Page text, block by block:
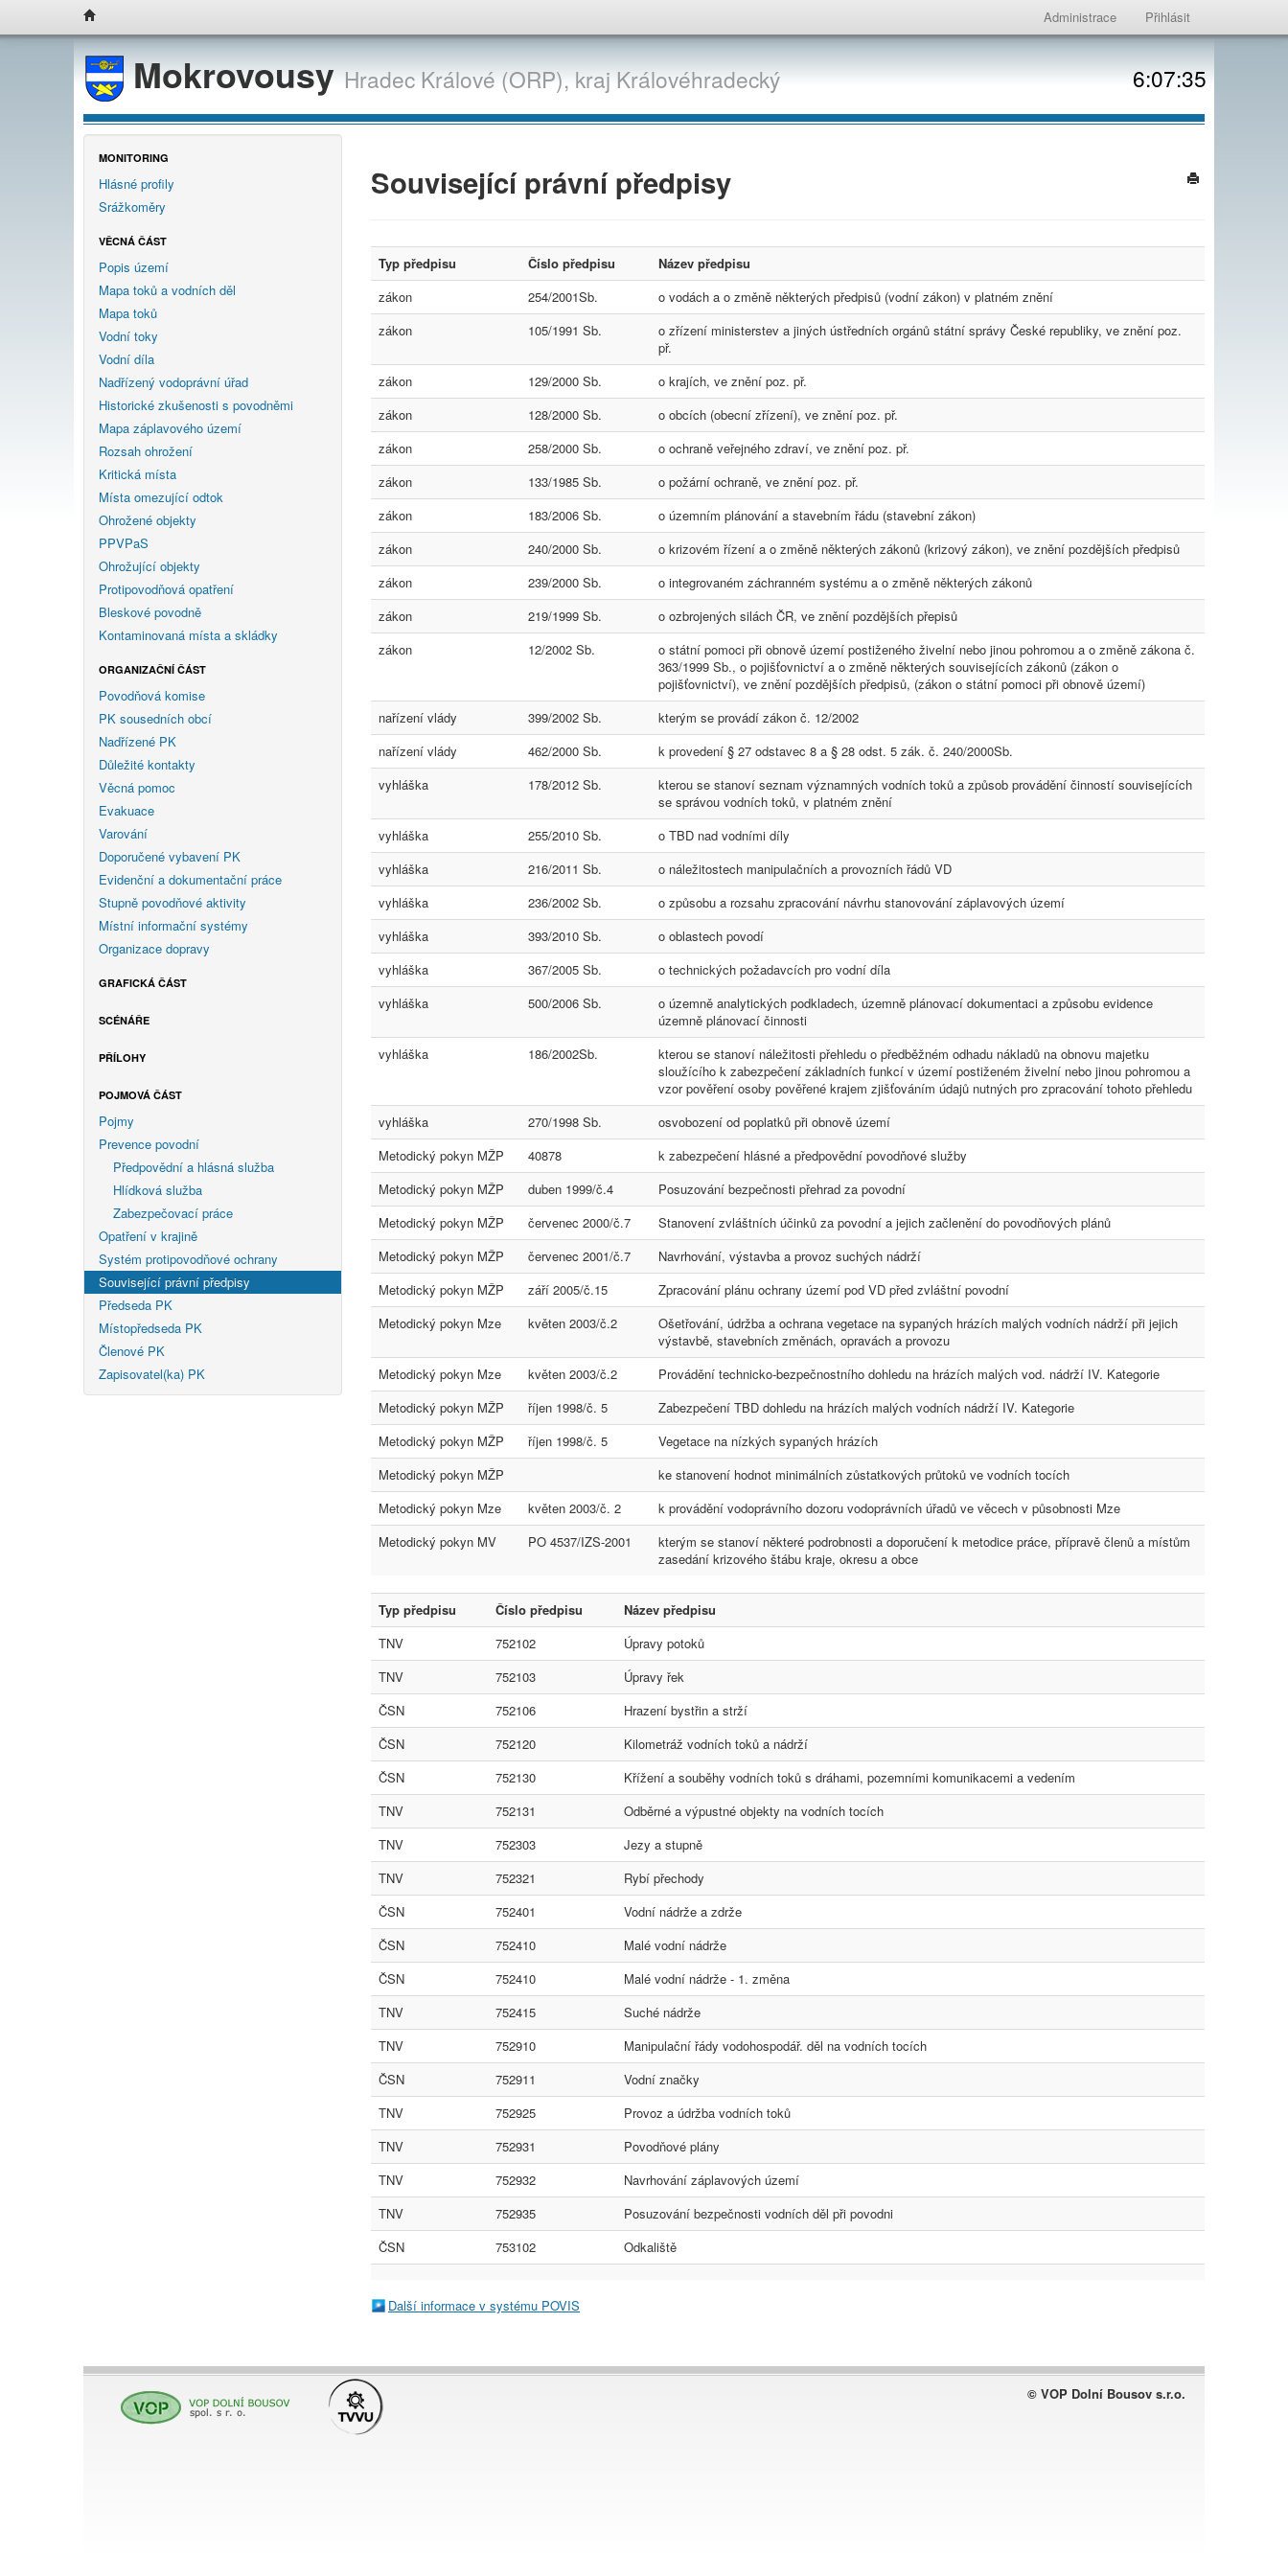
Administrace Přihlásit
MokrovousyHradec Králové (ORP),krajKrálovéhradecký 6:07:35
MONITORING
Hlásné profily
Srážkoměry
VĚCNÁ ČÁST
Popis území
Mapa toků a vodních děl
Mapa toků
Vodní toky
Vodní díla
Nadřízený vodoprávní úřad
Historické zkušenosti s povodněmi
Mapa záplavového území
Rozsah ohrožení
Kritická místa
Místa omezující odtok
Ohrožené objekty
PPVPaS
Ohrožující objekty
Protipovodňová opatření
Bleskové povodně
Kontaminovaná místa a skládky
ORGANIZAČNÍ ČÁST
Povodňová komise
PK sousedních obcí
Nadřízené PK
Důležité kontakty
Věcná pomoc
Evakuace
Varování
Doporučené vybavení PK
Evidenční a dokumentační práce
Stupně povodňové aktivity
Místní informační systémy
Organizace dopravy
GRAFICKÁ ČÁST
SCÉNÁŘE
PŘÍLOHY
POJMOVÁ ČÁST
Pojmy
Prevence povodní
Předpovědní a hlásná služba
Hlídková služba
Zabezpečovací práce
Opatření v krajině
Systém protipovodňové ochrany
Související právní předpisy
Předseda PK
Místopředseda PK
Členové PK
Zapisovatel(ka) PK
Související právní předpisy
Typ předpisu Číslo předpisu
Název předpisu
zákon
254/2001Sb.
o vodách a o změně některých předpisů (vodní zákon) v platném znění
zákon
105/1991 Sb.
o zřízení ministerstev a jiných ústředních orgánů státní správy České republiky, ve znění poz.
př.
zákon
129/2000 Sb.
o krajích, ve znění poz. př.
zákon
128/2000 Sb.
o obcích (obecní zřízení), ve znění poz. př.
zákon
258/2000 Sb.
o ochraně veřejného zdraví, ve znění poz. př.
zákon
133/1985 Sb.
o požární ochraně, ve znění poz. př.
zákon
183/2006 Sb.
o územním plánování a stavebním řádu (stavební zákon)
zákon
240/2000 Sb.
o krizovém řízení a o změně některých zákonů (krizový zákon), ve znění pozdějších předpisů
zákon
239/2000 Sb.
o integrovaném záchranném systému a o změně některých zákonů
zákon
219/1999 Sb.
o ozbrojených silách ČR, ve znění pozdějších přepisů
zákon
12/2002 Sb.
o státní pomoci při obnově území postiženého živelní nebo jinou pohromou a o změně zákona č.
363/1999 Sb., o pojišťovnictví a o změně některých souvisejících zákonů (zákon o
pojišťovnictví), ve znění pozdějších předpisů, (zákon o státní pomoci při obnově území)
nařízení vlády
399/2002 Sb.
kterým se provádí zákon č. 12/2002
nařízení vlády
462/2000 Sb.
k provedení § 27 odstavec 8 a § 28 odst. 5 zák. č. 240/2000Sb.
vyhláška
178/2012 Sb.
kterou se stanoví seznam významných vodních toků a způsob provádění činností souvisejících
se správou vodních toků, v platném znění
vyhláška
255/2010 Sb.
o TBD nad vodními díly
vyhláška
216/2011 Sb.
o náležitostech manipulačních a provozních řádů VD
vyhláška
236/2002 Sb.
o způsobu a rozsahu zpracování návrhu stanovování záplavových území
vyhláška
393/2010 Sb.
o oblastech povodí
vyhláška
367/2005 Sb.
o technických požadavcích pro vodní díla
vyhláška
500/2006 Sb.
o územně analytických podkladech, územně plánovací dokumentaci a způsobu evidence
územně plánovací činnosti
vyhláška
186/2002Sb.
kterou se stanoví náležitosti přehledu o předběžném odhadu nákladů na obnovu majetku
sloužícího k zabezpečení základních funkcí v území postiženém živelní nebo jinou pohromou a
vzor pověření osoby pověřené krajem zjišťováním údajů nutných pro zpracování tohoto přehledu
vyhláška
270/1998 Sb.
osvobození od poplatků při obnově území
Metodický pokyn MŽP
40878
k zabezpečení hlásné a předpovědní povodňové služby
Metodický pokyn MŽP
duben 1999/č.4
Posuzování bezpečnosti přehrad za povodní
Metodický pokyn MŽP
červenec 2000/č.7
Stanovení zvláštních účinků za povodní a jejich začlenění do povodňových plánů
Metodický pokyn MŽP
červenec 2001/č.7
Navrhování, výstavba a provoz suchých nádrží
Metodický pokyn MŽP
září 2005/č.15
Zpracování plánu ochrany území pod VD před zvláštní povodní
Metodický pokyn Mze
květen 2003/č.2
Ošetřování, údržba a ochrana vegetace na sypaných hrázích malých vodních nádrží při jejich
výstavbě, stavebních změnách, opravách a provozu
Metodický pokyn Mze
květen 2003/č.2
Provádění technicko-bezpečnostního dohledu na hrázích malých vod. nádrží IV. Kategorie
Metodický pokyn MŽP
říjen 1998/č. 5
Zabezpečení TBD dohledu na hrázích malých vodních nádrží IV. Kategorie
Metodický pokyn MŽP
říjen 1998/č. 5
Vegetace na nízkých sypaných hrázích
Metodický pokyn MŽP
ke stanovení hodnot minimálních zůstatkových průtoků ve vodních tocích
Metodický pokyn Mze
květen 2003/č. 2
k provádění vodoprávního dozoru vodoprávních úřadů ve věcech v působnosti Mze
Metodický pokyn MV
PO 4537/IZS-2001
kterým se stanoví některé podrobnosti a doporučení k metodice práce, přípravě členů a místům
zasedání krizového štábu kraje, okresu a obce
Typ předpisu Číslo předpisu
Název předpisu
TNV
752102
Úpravy potoků
TNV
752103
Úpravy řek
ČSN
752106
Hrazení bystřin a strží
ČSN
752120
Kilometráž vodních toků a nádrží
ČSN
752130
Křížení a souběhy vodních toků s dráhami, pozemními komunikacemi a vedením
TNV
752131
Odběrné a výpustné objekty na vodních tocích
TNV
752303
Jezy a stupně
TNV
752321
Rybí přechody
ČSN
752401
Vodní nádrže a zdrže
ČSN
752410
Malé vodní nádrže
ČSN
752410
Malé vodní nádrže - 1. změna
TNV
752415
Suché nádrže
TNV
752910
Manipulační řády vodohospodář. děl na vodních tocích
ČSN
752911
Vodní značky
TNV
752925
Provoz a údržba vodních toků
TNV
752931
Povodňové plány
TNV
752932
Navrhování záplavových území
TNV
752935
Posuzování bezpečnosti vodních děl při povodni
ČSN
753102 Odkaliště
Další informace v systému POVIS
© VOP Dolní Bousov s.r.o.